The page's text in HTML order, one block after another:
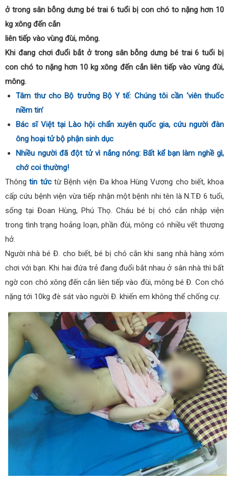
ở trong sân bỗng dưng bé trai 6 tuổi bị con chó to nặng hơn 10
kg xông đến cắn
liên tiếp vào vùng đùi, mông.
Khi đang chơi đuổi bắt ở trong sân bỗng dưng bé trai 6 tuổi bị
con chó to nặng hơn 10 kg xông đến cắn liên tiếp vào vùng đùi,
mông.
Tâm thư cho Bộ trưởng Bộ Y tế: Chúng tôi cần ‘viên thuốc
niềm tin’
Bác sĩ Việt tại Lào hội chẩn xuyên quốc gia, cứu người đàn
ông hoại tử bộ phận sinh dục
Nhiều người đã đột tử vì nắng nóng: Bất kể bạn làm nghề gì,
chớ coi thường!
Thôngtin tứctừ Bệnh viện Đa khoa Hùng Vương cho biết, khoa
cấp cứu bệnh viện vừa tiếp nhận một bệnh nhi tên là N.T.Đ 6 tuổi,
sống tại Đoan Hùng, Phú Thọ. Cháu bé bị chó cắn nhập viện
trong tình trạng hoảng loạn, phần đùi, mông có nhiều vết thương
hở.
Người nhà bé Đ. cho biết, bé bị chó cắn khi sang nhà hàng xóm
chơi với bạn. Khi hai đứa trẻ đang đuổi bắt nhau ở sân nhà thì bất
ngờ con chó xông đến cắn liên tiếp vào đùi, mông bé Đ. Con chó
nặng tới 10kg đè sát vào người Đ. khiến em không thể chống cự.